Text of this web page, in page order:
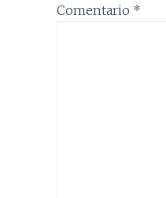
Comentario *